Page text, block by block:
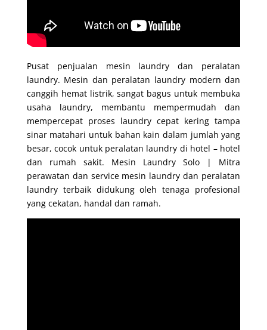
Pusat penjualan mesin laundry dan peralatan
laundry. Mesin dan peralatan laundry modern dan
canggih hemat listrik, sangat bagus untuk membuka
usaha laundry, membantu mempermudah dan
mempercepat proses laundry cepat kering tampa
sinar matahari untuk bahan kain dalam jumlah yang
besar, cocok untuk peralatan laundry di hotel – hotel
dan rumah sakit. Mesin Laundry Solo | Mitra
perawatan dan service mesin laundry dan peralatan
laundry terbaik didukung oleh tenaga profesional
yang cekatan, handal dan ramah.